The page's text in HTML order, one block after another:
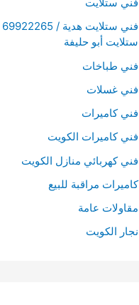
ستلايت أبو حليفة
فني طباخات
فني غسلات
فني كاميرات
فني كاميرات الكويت
فني كهربائي منازل الكويت
كاميرات مراقبة للبيع
مقاولات عامة
نجار الكويت